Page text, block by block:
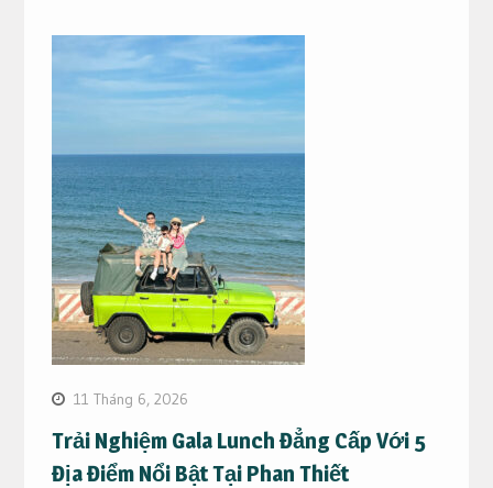
11 Tháng 6, 2026
Trải Nghiệm Gala Lunch Đẳng Cấp Với 5
Địa Điểm Nổi Bật Tại Phan Thiết